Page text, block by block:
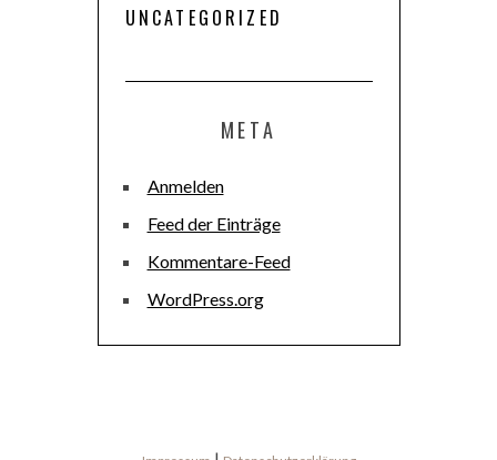
UNCATEGORIZED
META
Anmelden
Feed der Einträge
Kommentare-Feed
WordPress.org